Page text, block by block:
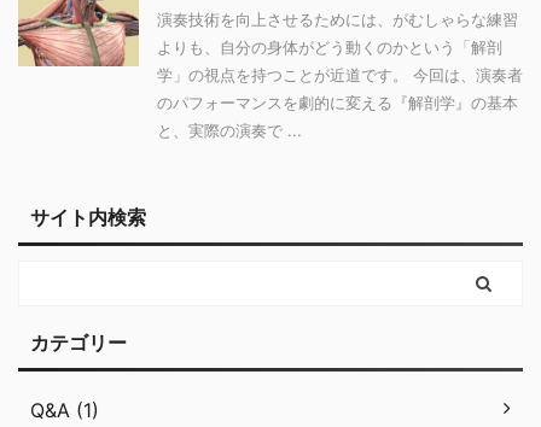
演奏技術を向上させるためには、がむしゃらな練習
よりも、自分の身体がどう動くのかという「解剖
学」の視点を持つことが近道です。 今回は、演奏者
のパフォーマンスを劇的に変える『解剖学』の基本
と、実際の演奏で ...
サイト内検索
カテゴリー
Q&A (1)